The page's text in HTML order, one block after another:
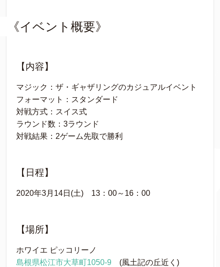
《イベント概要》
【内容】
マジック：ザ・ギャザリングのカジュアルイベント
フォーマット：スタンダード
対戦方式：スイス式
ラウンド数：3ラウンド
対戦結果：2ゲーム先取で勝利
【日程】
2020年3月14日(土) 13：00～16：00
【場所】
ホワイエ ピッコリーノ
島根県松江市大草町1050-9 (風土記の丘近く)